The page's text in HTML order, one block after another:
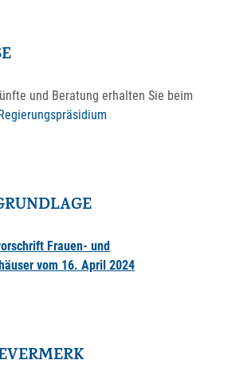
und Beratung erhalten Sie beim
Frauen- und
vom 16. April 2024